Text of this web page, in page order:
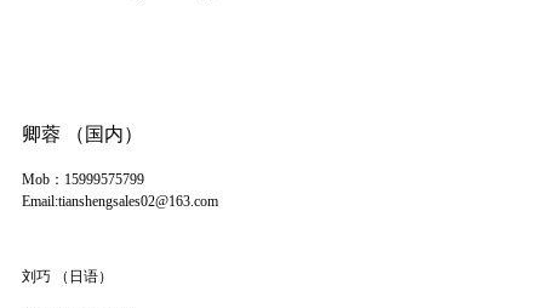
卿蓉 （国内）
Mob：15999575799
Email:tianshengsales02@163.com
刘巧 （日语）